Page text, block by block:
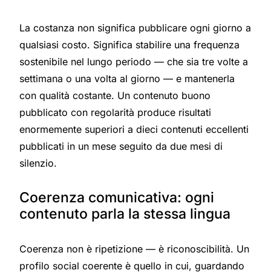
La costanza non significa pubblicare ogni giorno a
qualsiasi costo. Significa stabilire una frequenza
sostenibile nel lungo periodo — che sia tre volte a
settimana o una volta al giorno — e mantenerla
con qualità costante. Un contenuto buono
pubblicato con regolarità produce risultati
enormemente superiori a dieci contenuti eccellenti
pubblicati in un mese seguito da due mesi di
silenzio.
Coerenza comunicativa: ogni
contenuto parla la stessa lingua
Coerenza non è ripetizione — è riconoscibilità. Un
profilo social coerente è quello in cui, guardando